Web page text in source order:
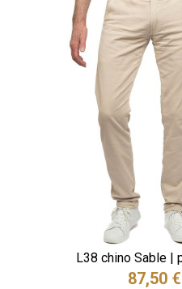
L38 chino Sable |
87,50 €